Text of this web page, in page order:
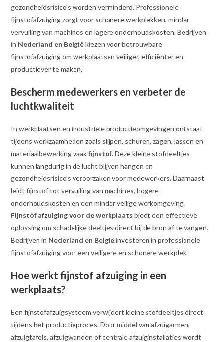
gezondheidsrisico’s worden verminderd. Professionele
fijnstofafzuiging zorgt voor schonere werkplekken, minder
vervuiling van machines en lagere onderhoudskosten. Bedrijven
in Nederland en Belgiëkiezen voor betrouwbare
fijnstofafzuiging om werkplaatsen veiliger, efficiënter en
productiever te maken.
Bescherm medewerkers en verbeter de
luchtkwaliteit
In werkplaatsen en industriële productieomgevingen ontstaat
tijdens werkzaamheden zoals slijpen, schuren, zagen, lassen en
materiaalbewerking vaakfijnstof. Deze kleine stofdeeltjes
kunnen langdurig in de lucht blijven hangen en
gezondheidsrisico’s veroorzaken voor medewerkers. Daarnaast
leidt fijnstof tot vervuiling van machines, hogere
onderhoudskosten en een minder veilige werkomgeving.
Fijnstof afzuiging voor de werkplaats biedt een effectieve
oplossing om schadelijke deeltjes direct bij de bron af te vangen.
Bedrijven in Nederland en Belgiëinvesteren in professionele
fijnstofafzuiging voor een veiligere en schonere werkplek.
Hoe werkt fijnstof afzuiging in een
werkplaats?
Een fijnstofafzuigsysteem verwijdert kleine stofdeeltjes direct
tijdens het productieproces. Door middel van afzuigarmen,
afzuigtafels, afzuigwanden of centrale afzuiginstallaties wordt